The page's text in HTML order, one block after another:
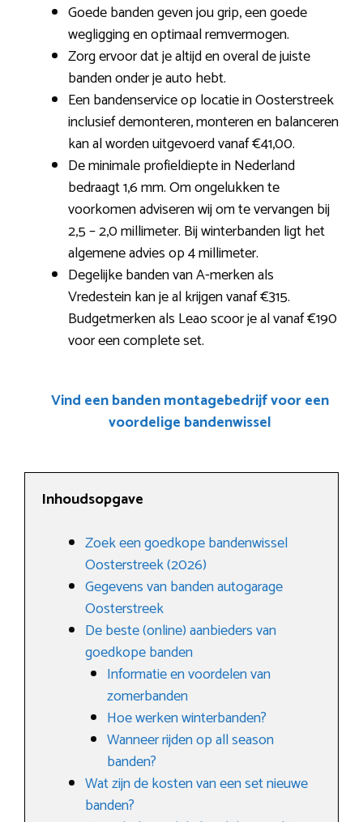
Goede banden geven jou grip, een goede
wegligging en optimaal remvermogen.
Zorg ervoor dat je altijd en overal de juiste
banden onder je auto hebt.
Een bandenservice op locatie in Oosterstreek
inclusief demonteren, monteren en balanceren
kan al worden uitgevoerd vanaf €41,00.
De minimale profieldiepte in Nederland
bedraagt 1,6 mm. Om ongelukken te
voorkomen adviseren wij om te vervangen bij
2,5 – 2,0 millimeter. Bij winterbanden ligt het
algemene advies op 4 millimeter.
Degelijke banden van A-merken als
Vredestein kan je al krijgen vanaf €315.
Budgetmerken als Leao scoor je al vanaf €190
voor een complete set.
Vind een banden montagebedrijf voor een
voordelige bandenwissel
Inhoudsopgave
Zoek een goedkope bandenwissel
Oosterstreek (2026)
Gegevens van banden autogarage
Oosterstreek
De beste (online) aanbieders van
goedkope banden
Informatie en voordelen van
zomerbanden
Hoe werken winterbanden?
Wanneer rijden op all season
banden?
Wat zijn de kosten van een set nieuwe
banden?